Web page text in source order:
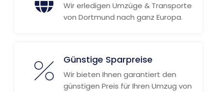
Wir erledigen Umzüge & Transporte
von Dortmund nach ganz Europa.
Günstige Sparpreise
Wir bieten Ihnen garantiert den
günstigen Preis für Ihren Umzug von